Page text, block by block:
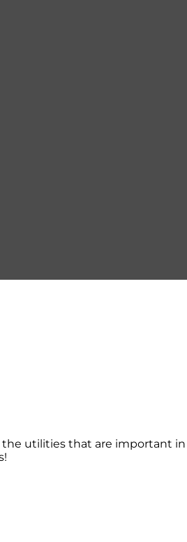
utilities that are important in